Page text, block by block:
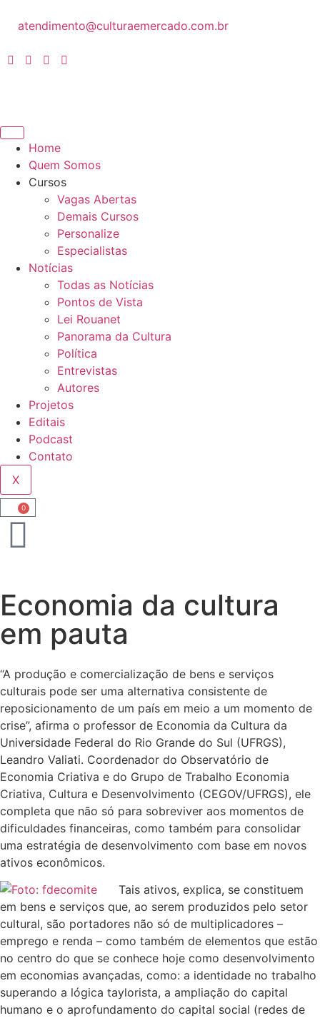
atendimento@culturaemercado.com.br
Home
Quem Somos
Cursos
Vagas Abertas
Demais Cursos
Personalize
Especialistas
Notícias
Todas as Notícias
Pontos de Vista
Lei Rouanet
Panorama da Cultura
Política
Entrevistas
Autores
Projetos
Editais
Podcast
Contato
X
0
Economia da cultura
em pauta
“A produção e comercialização de bens e serviços
culturais pode ser uma alternativa consistente de
reposicionamento de um país em meio a um momento de
crise”, afirma o professor de Economia da Cultura da
Universidade Federal do Rio Grande do Sul (UFRGS),
Leandro Valiati. Coordenador do Observatório de
Economia Criativa e do Grupo de Trabalho Economia
Criativa, Cultura e Desenvolvimento (CEGOV/UFRGS), ele
completa que não só para sobreviver aos momentos de
dificuldades financeiras, como também para consolidar
uma estratégia de desenvolvimento com base em novos
ativos econômicos.
Tais ativos, explica, se constituem
em bens e serviços que, ao serem produzidos pelo setor
cultural, são portadores não só de multiplicadores –
emprego e renda – como também de elementos que estão
no centro do que se conhece hoje como desenvolvimento
em economias avançadas, como: a identidade no trabalho
superando a lógica taylorista, a ampliação do capital
humano e o aprofundamento do capital social (redes de